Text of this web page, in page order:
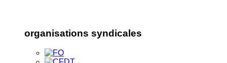
organisations syndicales